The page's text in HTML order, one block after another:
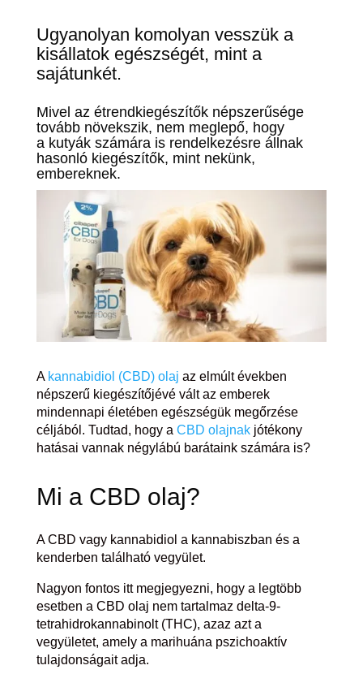
Ugyanolyan komolyan vesszük a
kisállatok egészségét, mint a
sajátunkét.
Mivel az étrendkiegészítők népszerűsége
tovább növekszik, nem meglepő, hogy
a kutyák számára is rendelkezésre állnak
hasonló kiegészítők, mint nekünk,
embereknek.
A kannabidiol (CBD) olaj az elmúlt években
népszerű kiegészítőjévé vált az emberek
mindennapi életében egészségük megőrzése
céljából. Tudtad, hogy a CBD olajnakjótékony
hatásai vannak négylábú barátaink számára is?
Mi a CBD olaj?
A CBD vagy kannabidiol a kannabiszban és a
kenderben található vegyület.
Nagyon fontos itt megjegyezni, hogy a legtöbb
esetben a CBD olaj nem tartalmaz delta-9-
tetrahidrokannabinolt (THC), azaz azt a
vegyületet, amely a marihuána pszichoaktív
tulajdonságait adja.